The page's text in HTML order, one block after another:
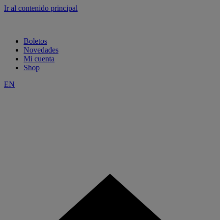
Ir al contenido principal
Boletos
Novedades
Mi cuenta
Shop
EN